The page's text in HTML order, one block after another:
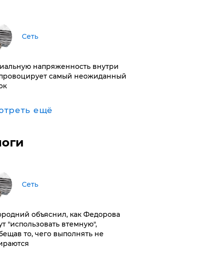
Сеть
напряженность внутри
самый неожиданный
ещё
Сеть
объяснил, как Федорова
"использовать втемную",
то, чего выполнять не